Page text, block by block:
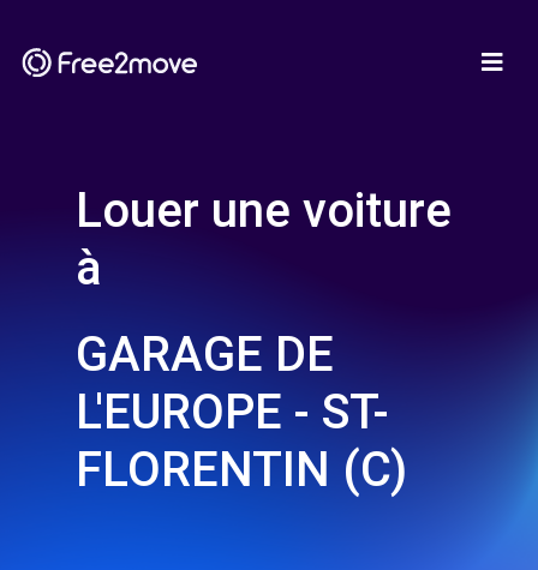
Louer une voiture
à
GARAGE DE
L'EUROPE - ST-
FLORENTIN (C)